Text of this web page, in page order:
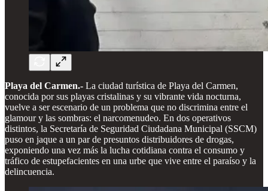
Playa del Carmen.- La ciudad turística de Playa del Carmen,
conocida por sus playas cristalinas y su vibrante vida nocturna,
vuelve a ser escenario de un problema que no discrimina entre el
glamour y las sombras: el narcomenudeo. En dos operativos
distintos, la Secretaría de Seguridad Ciudadana Municipal (SSCM)
puso en jaque a un par de presuntos distribuidores de drogas,
exponiendo una vez más la lucha cotidiana contra el consumo y
tráfico de estupefacientes en una urbe que vive entre el paraíso y la
delincuencia.